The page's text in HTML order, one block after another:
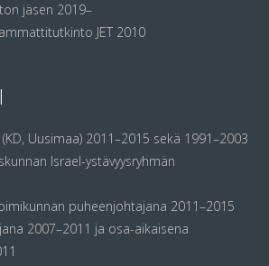
jäsen 2019–
JET 2010
Uusimaa) 2011–2015 sekä 1991–2003
Israel-ystävyysryhmän
puheenjohtajana 2011–2015
2007–2011 ja osa-aikaisena